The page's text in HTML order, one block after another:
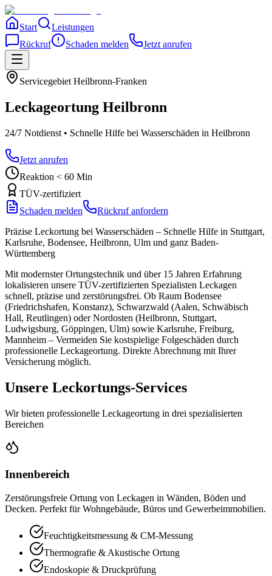
Start
Leistungen
Rückruf
Schaden melden Jetzt anrufen
Servicegebiet Heilbronn-Franken
Leckageortung Heilbronn
24/7 Notdienst • Schnelle Hilfe bei Wasserschäden in Heilbronn
Jetzt anrufen
Reaktion < 60 Min
TÜV-zertifiziert
Schaden melden
Rückruf anfordern
Präzise Leckortung bei Wasserschäden – Schnelle Hilfe in Stuttgart,
Karlsruhe, Bodensee, Heilbronn, Ulm und ganz Baden-
Württemberg
Mit modernster Ortungstechnik und über 15 Jahren Erfahrung
lokalisieren unsere TÜV-zertifizierten Spezialisten Leckagen
schnell, präzise und zerstörungsfrei. Ob Raum Bodensee
(Friedrichshafen, Konstanz), Schwarzwald (Aalen, Schwäbisch
Hall, Reutlingen) oder Nordosten (Heilbronn, Stuttgart,
Ludwigsburg, Göppingen, Ulm) sowie Karlsruhe, Freiburg,
Mannheim – Vermeiden Sie kostspielige Folgeschäden durch
professionelle Leckageortung. Direkte Abrechnung mit Ihrer
Versicherung möglich.
Unsere Leckortungs-Services
Wir bieten professionelle Leckageortung in drei spezialisierten
Bereichen
Innenbereich
Zerstörungsfreie Ortung von Leckagen in Wänden, Böden und
Decken. Perfekt für Wohngebäude, Büros und Gewerbeimmobilien.
Feuchtigkeitsmessung & CM-Messung
Thermografie & Akustische Ortung
Endoskopie & Druckprüfung